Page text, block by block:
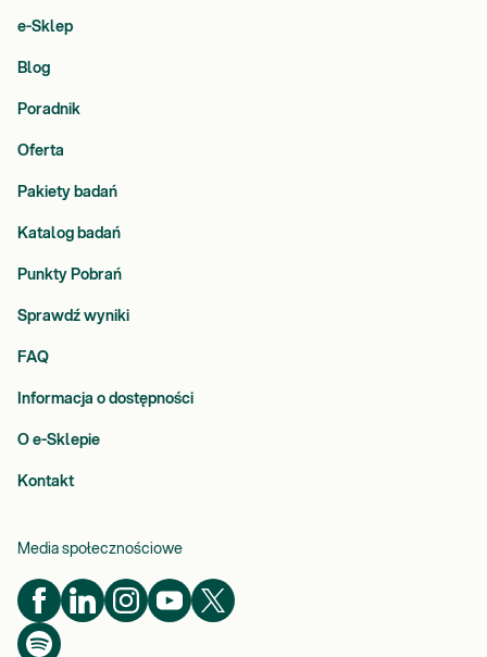
e-Sklep
Blog
Poradnik
Oferta
Pakiety badań
Katalog badań
Punkty Pobrań
Sprawdź wyniki
FAQ
Informacja o dostępności
O e-Sklepie
Kontakt
Media społecznościowe